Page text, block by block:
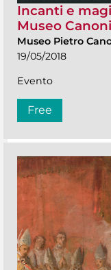
Incanti e
Museo
Museo Pietro
19/05/2018
Evento
Free